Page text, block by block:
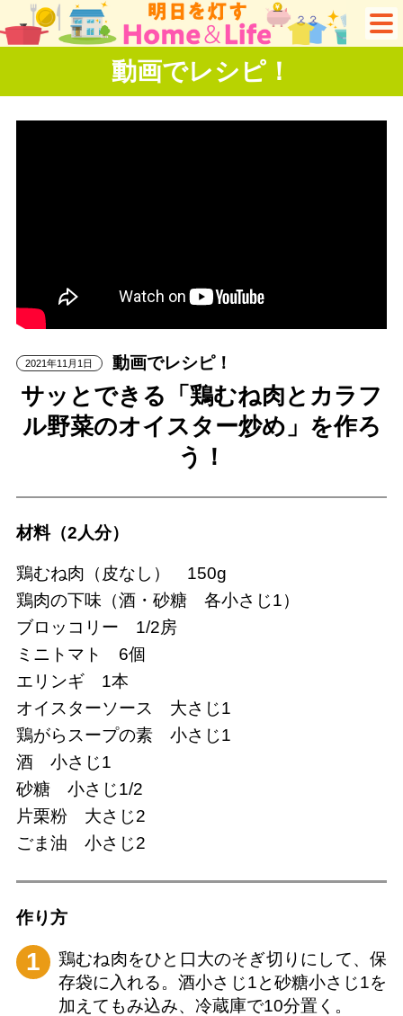
動画でレシピ！
2021年11月1日 動画でレシピ！
サッとできる「鶏むね肉とカラフ
ル野菜のオイスター炒め」を作ろ
う！
材料（2人分）
鶏むね肉（皮なし） 150g
鶏肉の下味（酒・砂糖 各小さじ1）
ブロッコリー 1/2房
ミニトマト 6個
エリンギ 1本
オイスターソース 大さじ1
鶏がらスープの素 小さじ1
酒 小さじ1
砂糖 小さじ1/2
片栗粉 大さじ2
ごま油 小さじ2
作り方
1
鶏むね肉をひと口大のそぎ切りにして、保
存袋に入れる。酒小さじ1と砂糖小さじ1を
加えてもみ込み、冷蔵庫で10分置く。